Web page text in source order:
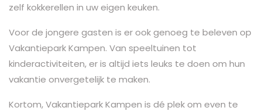
zelf kokkerellen in uw eigen keuken.
Voor de jongere gasten is er ook genoeg te beleven op
Vakantiepark Kampen. Van speeltuinen tot
kinderactiviteiten, er is altijd iets leuks te doen om hun
vakantie onvergetelijk te maken.
Kortom, Vakantiepark Kampen is dé plek om even te